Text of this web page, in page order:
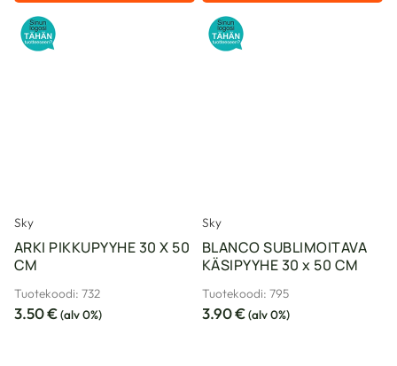
Sky
ARKI PIKKUPYYHE 30 X 50
CM
Tuotekoodi: 732
3.50€(alv 0%)
Sky
BLANCO SUBLIMOITAVA
KÄSIPYYHE 30 x 50 CM
Tuotekoodi: 795
3.90€(alv 0%)